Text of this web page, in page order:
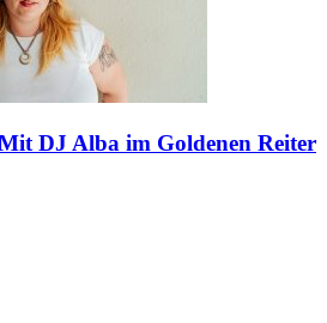
DJ Alba im Goldenen Reiter